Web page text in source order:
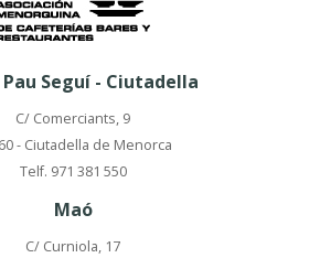
Seguí - Ciutadella
C/ Comerciants, 9
- Ciutadella de Menorca
Telf. 971 381 550
Maó
C/ Curniola, 17